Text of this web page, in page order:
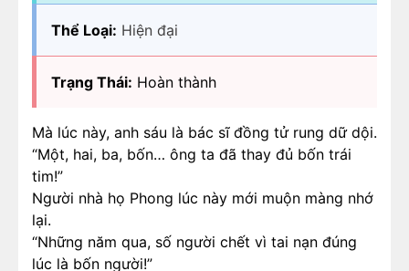
Thể Loại: Hiện đại
Trạng Thái: Hoàn thành
Mà lúc này, anh sáu là bác sĩ đồng tử rung dữ dội.
“Một, hai, ba, bốn… ông ta đã thay đủ bốn trái
tim!”
Người nhà họ Phong lúc này mới muộn màng nhớ
lại.
“Những năm qua, số người chết vì tai nạn đúng
lúc là bốn người!”